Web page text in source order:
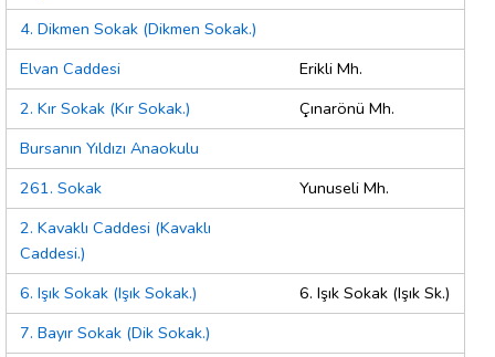
4. Dikmen Sokak (Dikmen Sokak.)
Elvan Caddesi
Erikli Mh.
2. Kır Sokak (Kır Sokak.)
Çınarönü Mh.
Bursanın Yıldızı Anaokulu
261. Sokak
Yunuseli Mh.
2. Kavaklı Caddesi (Kavaklı
Caddesi.)
6. Işık Sokak (Işık Sokak.)
6. Işık Sokak (Işık Sk.)
7. Bayır Sokak (Dik Sokak.)